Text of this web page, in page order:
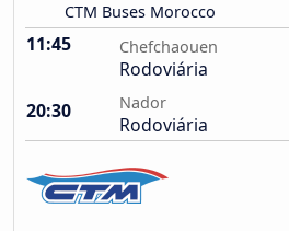
CTM Buses Morocco
11:45 Chefchaouen
Rodoviária
20:30
Nador
Rodoviária